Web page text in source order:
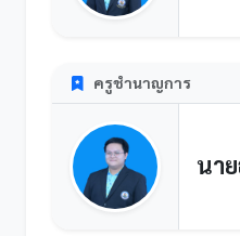
ครูชำนาญการ
นา